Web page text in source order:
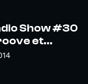
Show #30
et...